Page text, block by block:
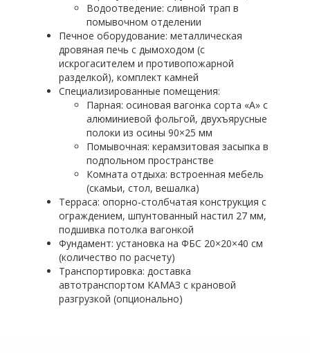
Водоотведение: сливной трап в
помывочном отделении
Печное оборудование: металлическая
дровяная печь с дымоходом (с
искрогасителем и противопожарной
разделкой), комплект камней
Специализированные помещения:
Парная: осиновая вагонка сорта «А» с
алюминиевой фольгой, двухъярусные
полоки из осины 90×25 мм
Помывочная: керамзитовая засыпка в
подпольном пространстве
Комната отдыха: встроенная мебель
(скамьи, стол, вешалка)
Терраса: опорно-столбчатая конструкция с
ограждением, шпунтованный настил 27 мм,
подшивка потолка вагонкой
Фундамент: установка на ФБС 20×20×40 см
(количество по расчету)
Транспортировка: доставка
автотранспортом КАМАЗ с крановой
разгрузкой (опционально)